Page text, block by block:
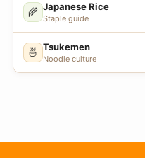
🌾 Japanese Rice
Staple guide
🍜 Tsukemen
Noodle culture